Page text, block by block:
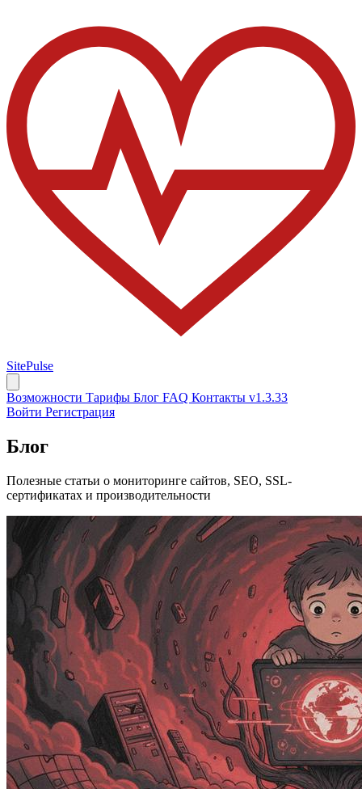
SitePulse
Возможности Тарифы Блог FAQ Контакты v1.3.33
Войти Регистрация
Блог
Полезные статьи о мониторинге сайтов, SEO, SSL-
сертификатах и производительности